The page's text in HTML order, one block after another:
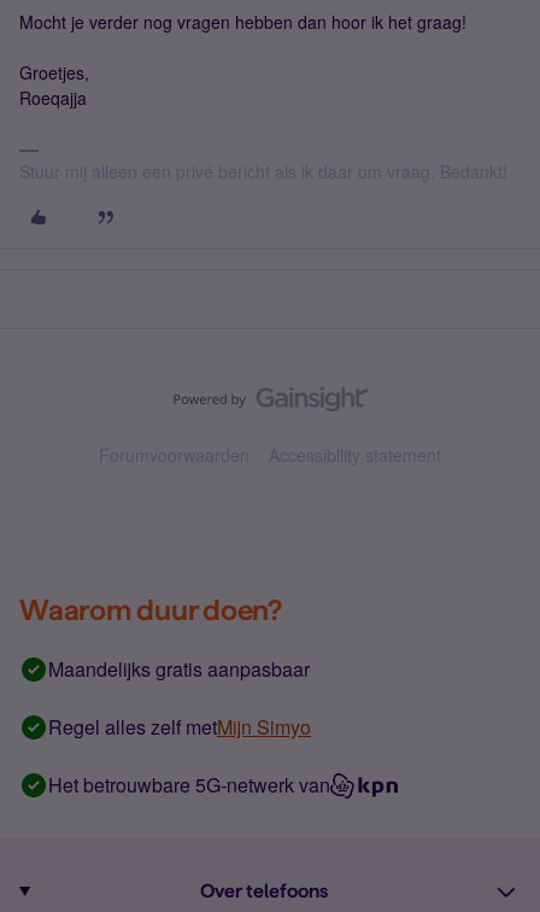
Mocht je verder nog vragen hebben dan hoor ik het graag!
Groetjes,
Roeqajja
Stuur mij alleen een privé bericht als ik daar om vraag. Bedankt!
Forumvoorwaarden Accessibility statement
Waarom duur doen?
Maandelijks gratis aanpasbaar
Regel alles zelf metMijn Simyo
Het betrouwbare 5G-netwerk van
Over telefoons